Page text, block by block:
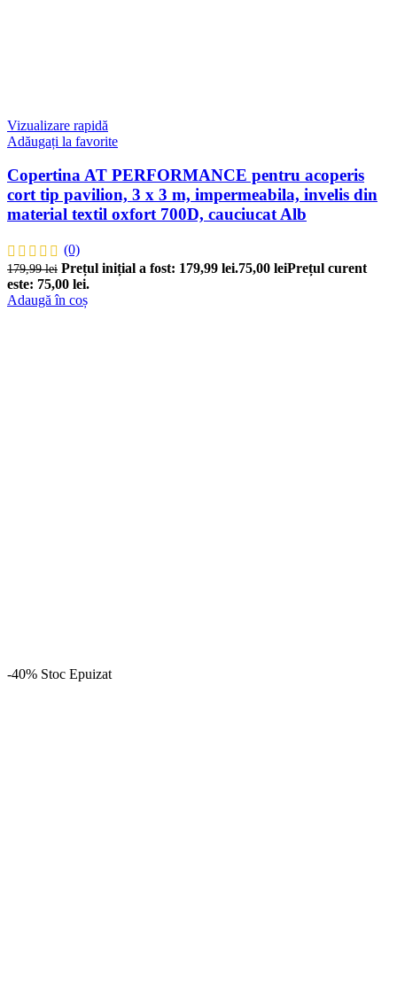
Vizualizare rapidă
Adăugați la favorite
Copertina AT PERFORMANCE pentru acoperis
cort tip pavilion, 3 x 3 m, impermeabila, invelis din
material textil oxfort 700D, cauciucat Alb
(0)
179,99lei Prețul inițial a fost: 179,99 lei.75,00 leiPrețul curent
este: 75,00 lei.
Adaugă în coș
-40% Stoc Epuizat